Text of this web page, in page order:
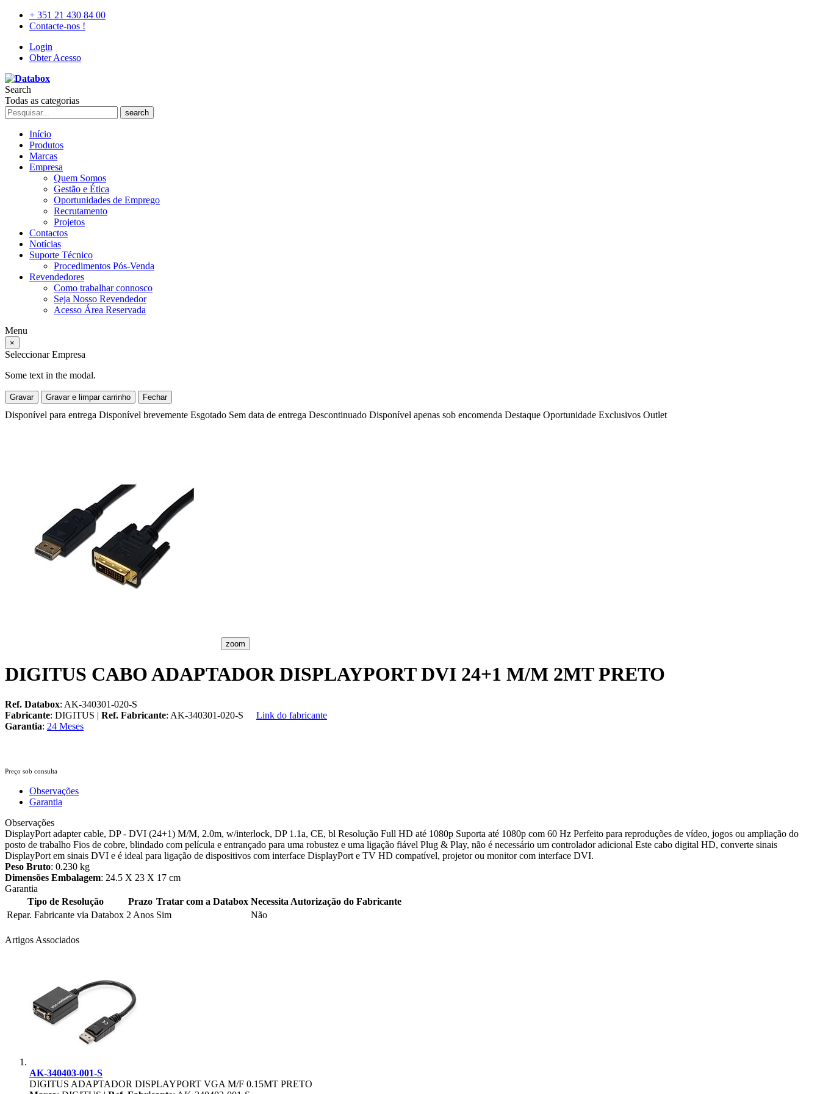
+ 351 21 430 84 00
Contacte-nos !
Login
Obter Acesso
Search
Todas as categorias
search
Início
Produtos
Marcas
Empresa
Quem Somos
Gestão e Ética
Oportunidades de Emprego
Recrutamento
Projetos
Contactos
Notícias
Suporte Técnico
Procedimentos Pós-Venda
Revendedores
Como trabalhar connosco
Seja Nosso Revendedor
Acesso Área Reservada
Menu
×
Seleccionar Empresa
Some text in the modal.
Gravar Gravar e limpar carrinho Fechar
Disponível para entrega Disponível brevemente Esgotado Sem data de entrega Descontinuado Disponível apenas sob encomenda Destaque Oportunidade Exclusivos Outlet
zoom
DIGITUS CABO ADAPTADOR DISPLAYPORT DVI 24+1 M/M 2MT PRETO
Ref. Databox: AK-340301-020-S
Fabricante: DIGITUS | Ref. Fabricante: AK-340301-020-S
Link do fabricante
Garantia: 24 Meses
Preço sob consulta
Observações
Garantia
Observações
DisplayPort adapter cable, DP - DVI (24+1) M/M, 2.0m, w/interlock, DP 1.1a, CE, bl Resolução Full HD até 1080p Suporta até 1080p com 60 Hz Perfeito para reproduções de vídeo, jogos ou ampliação do
posto de trabalho Fios de cobre, blindado com película e entrançado para uma robustez e uma ligação fiável Plug & Play, não é necessário um controlador adicional Este cabo digital HD, converte sinais
DisplayPort em sinais DVI e é ideal para ligação de dispositivos com interface DisplayPort e TV HD compatível, projetor ou monitor com interface DVI.
Peso Bruto: 0.230 kg
Dimensões Embalagem: 24.5 X 23 X 17 cm
Garantia
Tipo de Resolução
Prazo Tratar com a Databox Necessita Autorização do Fabricante
Repar. Fabricante via Databox 2 Anos Sim Não
Artigos Associados
AK-340403-001-S
DIGITUS ADAPTADOR DISPLAYPORT VGA M/F 0.15MT PRETO